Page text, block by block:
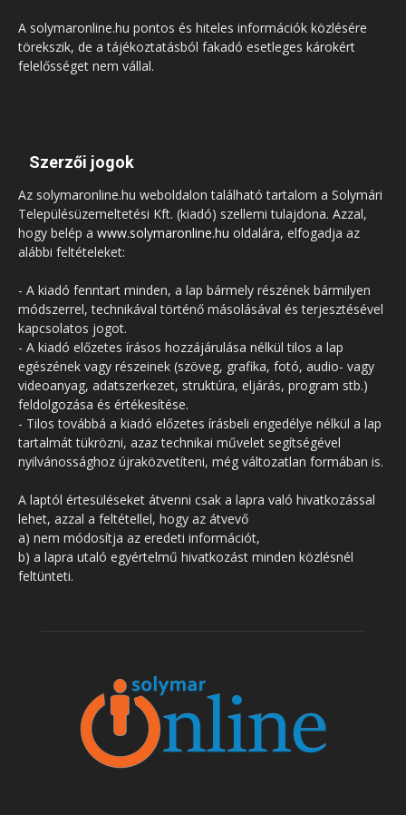
A solymaronline.hu pontos és hiteles információk közlésére
törekszik, de a tájékoztatásból fakadó esetleges károkért
felelősséget nem vállal.
Szerzői jogok
Az solymaronline.hu weboldalon található tartalom a Solymári
Településüzemeltetési Kft. (kiadó) szellemi tulajdona. Azzal,
hogy belép a www.solymaronline.hu oldalára, elfogadja az
alábbi feltételeket:
- A kiadó fenntart minden, a lap bármely részének bármilyen
módszerrel, technikával történő másolásával és terjesztésével
kapcsolatos jogot.
- A kiadó előzetes írásos hozzájárulása nélkül tilos a lap
egészének vagy részeinek (szöveg, grafika, fotó, audio- vagy
videoanyag, adatszerkezet, struktúra, eljárás, program stb.)
feldolgozása és értékesítése.
- Tilos továbbá a kiadó előzetes írásbeli engedélye nélkül a lap
tartalmát tükrözni, azaz technikai művelet segítségével
nyilvánossághoz újraközvetíteni, még változatlan formában is.
A laptól értesüléseket átvenni csak a lapra való hivatkozással
lehet, azzal a feltétellel, hogy az átvevő
a) nem módosítja az eredeti információt,
b) a lapra utaló egyértelmű hivatkozást minden közlésnél
feltünteti.